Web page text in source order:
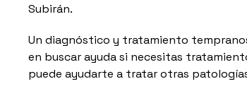
Subirán.
Un diagnóstico y tratamiento
en buscar ayuda si necesitas
puede ayudarte a tratar otras